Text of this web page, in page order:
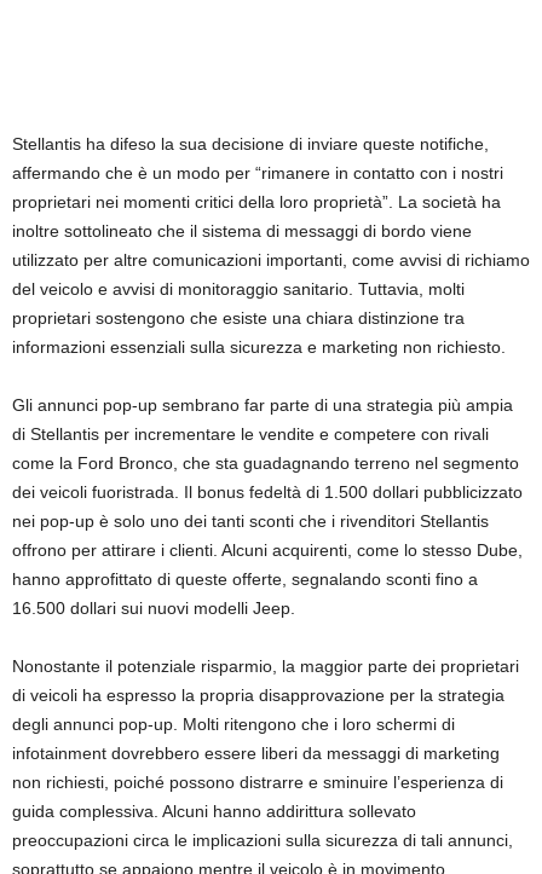
Stellantis ha difeso la sua decisione di inviare queste notifiche,
affermando che è un modo per “rimanere in contatto con i nostri
proprietari nei momenti critici della loro proprietà”. La società ha
inoltre sottolineato che il sistema di messaggi di bordo viene
utilizzato per altre comunicazioni importanti, come avvisi di richiamo
del veicolo e avvisi di monitoraggio sanitario. Tuttavia, molti
proprietari sostengono che esiste una chiara distinzione tra
informazioni essenziali sulla sicurezza e marketing non richiesto.
Gli annunci pop-up sembrano far parte di una strategia più ampia
di Stellantis per incrementare le vendite e competere con rivali
come la Ford Bronco, che sta guadagnando terreno nel segmento
dei veicoli fuoristrada. Il bonus fedeltà di 1.500 dollari pubblicizzato
nei pop-up è solo uno dei tanti sconti che i rivenditori Stellantis
offrono per attirare i clienti. Alcuni acquirenti, come lo stesso Dube,
hanno approfittato di queste offerte, segnalando sconti fino a
16.500 dollari sui nuovi modelli Jeep.
Nonostante il potenziale risparmio, la maggior parte dei proprietari
di veicoli ha espresso la propria disapprovazione per la strategia
degli annunci pop-up. Molti ritengono che i loro schermi di
infotainment dovrebbero essere liberi da messaggi di marketing
non richiesti, poiché possono distrarre e sminuire l’esperienza di
guida complessiva. Alcuni hanno addirittura sollevato
preoccupazioni circa le implicazioni sulla sicurezza di tali annunci,
soprattutto se appaiono mentre il veicolo è in movimento.